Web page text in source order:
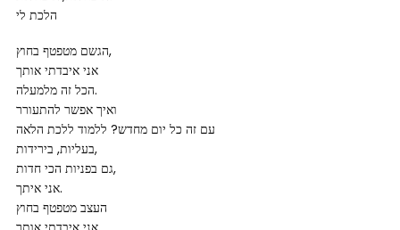
הלכת לי
הגשם מטפטף בחוץ,
אני איבדתי אותך
הכל זה מלמעלה.
ואיך אפשר להתעורר
עם זה כל יום מחדש? ללמוד ללכת הלאה
בעליות, בירידות,
גם בפניות הכי חדות,
אני איתך.
העצב מטפטף בחוץ